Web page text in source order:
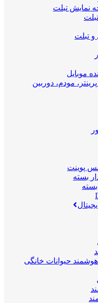
نمایش تبلت
و تبلت
موبایل
پرینتر، مودم، دوربین
پوینت
بسته
حیوانات خانگی